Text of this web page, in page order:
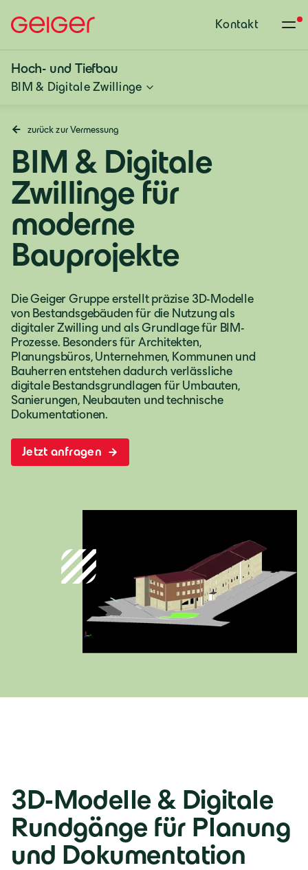
Kontakt
Hoch- und Tiefbau
BIM & Digitale Zwillinge
zurück zur Vermessung
BIM & Digitale
Zwillinge für
moderne
Bauprojekte
Die Geiger Gruppe erstellt präzise 3D-Modelle
von Bestandsgebäuden für die Nutzung als
digitaler Zwilling und als Grundlage für BIM-
Prozesse. Besonders für Architekten,
Planungsbüros, Unternehmen, Kommunen und
Bauherren entstehen dadurch verlässliche
digitale Bestandsgrundlagen für Umbauten,
Sanierungen, Neubauten und technische
Dokumentationen.
Jetzt anfragen
3D-Modelle & Digitale
Rundgänge für Planung
und Dokumentation
Österreich
Deutsch